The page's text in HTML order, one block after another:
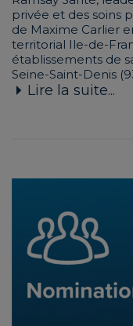
privée et des soins
de Maxime Carlier
territorial Ile-de-
établissements de
Seine-Saint-Denis
Lire la suite...